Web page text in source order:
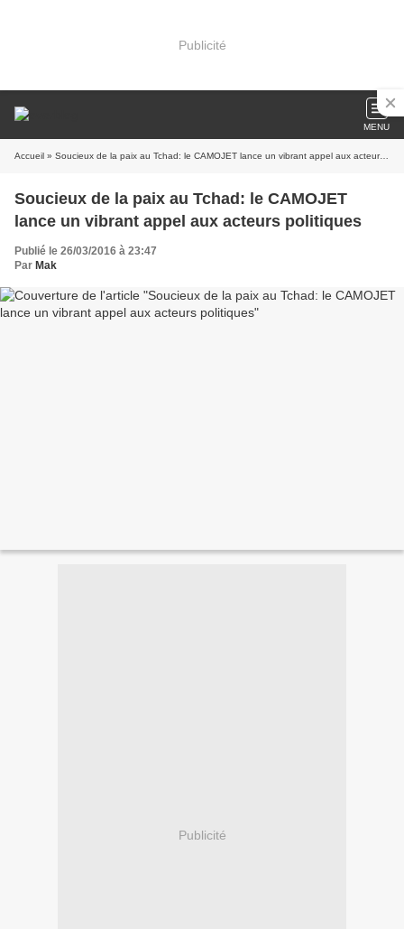
Publicité
MENU
Accueil » Soucieux de la paix au Tchad: le CAMOJET lance un vibrant appel aux acteurs politiques
Soucieux de la paix au Tchad: le CAMOJET
lance un vibrant appel aux acteurs politiques
Publié le 26/03/2016 à 23:47
Par Mak
Publicité